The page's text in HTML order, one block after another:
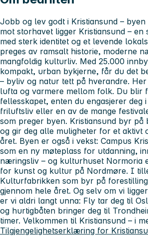
Jobb og lev godt i Kristiansund –
mot storhavet ligger Kristiansund – en
med sterk identitet og et levende
preges av ramsalt historie, moderne
mangfoldig kulturliv. Med 25.000
kompakt, urban bykjerne, får du det
– byliv og natur tett på hverandre.
lufta og varmere mellom folk. Du blir
fellesskapet, enten du engasjerer deg
friluftsliv eller en av de mange
som preger byen. Kristiansund byr på
og gir deg alle muligheter for et aktivt
året. Byen er også i vekst: Campus
som en ny møteplass for utdanning,
næringsliv – og kulturhuset Normoria
for kunst og kultur på Nordmøre. I
Kulturfabrikken som byr på
gjennom hele året. Og selv om vi
er vi aldri langt unna: Fly tar deg til
og hurtigbåten bringer deg til
timer. Velkommen til Kristiansund – i
Tilgjengelighetserklæring for